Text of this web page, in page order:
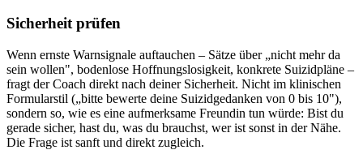
Sicherheit prüfen
Wenn ernste Warnsignale auftauchen – Sätze über „nicht mehr da
sein wollen", bodenlose Hoffnungslosigkeit, konkrete Suizidpläne –
fragt der Coach direkt nach deiner Sicherheit. Nicht im klinischen
Formularstil („bitte bewerte deine Suizidgedanken von 0 bis 10"),
sondern so, wie es eine aufmerksame Freundin tun würde: Bist du
gerade sicher, hast du, was du brauchst, wer ist sonst in der Nähe.
Die Frage ist sanft und direkt zugleich.